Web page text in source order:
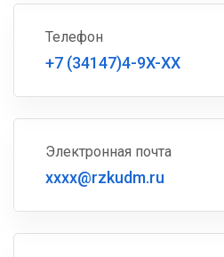
Телефон
+7 (34147)4-9X-XX
Электронная почта
xxxx@rzkudm.ru